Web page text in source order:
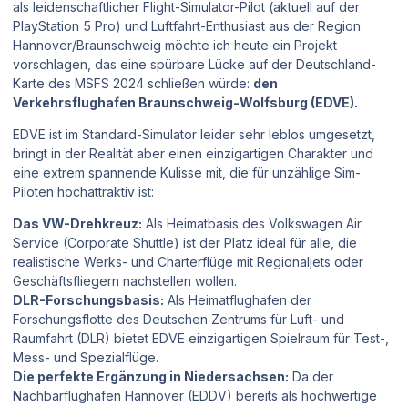
als leidenschaftlicher Flight-Simulator-Pilot (aktuell auf der
PlayStation 5 Pro) und Luftfahrt-Enthusiast aus der Region
Hannover/Braunschweig möchte ich heute ein Projekt
vorschlagen, das eine spürbare Lücke auf der Deutschland-
Karte des MSFS 2024 schließen würde: den
Verkehrsflughafen Braunschweig-Wolfsburg (EDVE).
EDVE ist im Standard-Simulator leider sehr leblos umgesetzt,
bringt in der Realität aber einen einzigartigen Charakter und
eine extrem spannende Kulisse mit, die für unzählige Sim-
Piloten hochattraktiv ist:
Das VW-Drehkreuz: Als Heimatbasis des Volkswagen Air
Service (Corporate Shuttle) ist der Platz ideal für alle, die
realistische Werks- und Charterflüge mit Regionaljets oder
Geschäftsfliegern nachstellen wollen.
DLR-Forschungsbasis: Als Heimatflughafen der
Forschungsflotte des Deutschen Zentrums für Luft- und
Raumfahrt (DLR) bietet EDVE einzigartigen Spielraum für Test-,
Mess- und Spezialflüge.
Die perfekte Ergänzung in Niedersachsen: Da der
Nachbarflughafen Hannover (EDDV) bereits als hochwertige